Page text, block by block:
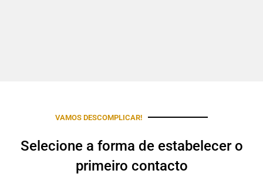
VAMOS DESCOMPLICAR!
Selecione a forma de estabelecer o
primeiro contacto